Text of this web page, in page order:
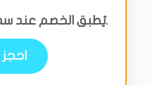
يُطبق الخصم عند سداد المبلغ كاملًا.
احجز